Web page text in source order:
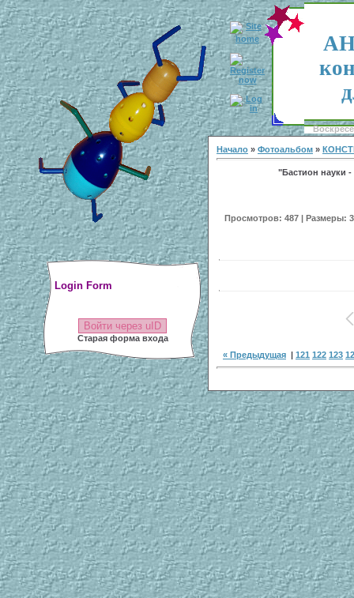
Login Form
Войти через uID
Старая форма входа
Начало » Фотоальбом »
"Бастион науки -
Просмотров: 487 | Размеры:
« Предыдущая | 121 122 123